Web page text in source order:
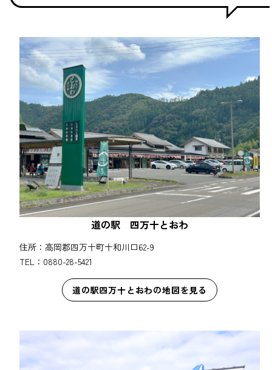
道の駅 四万十とおわ
住所：高岡郡四万十町十和川口62-9
TEL：0880-28-5421
道の駅四万十とおわの地図を見る